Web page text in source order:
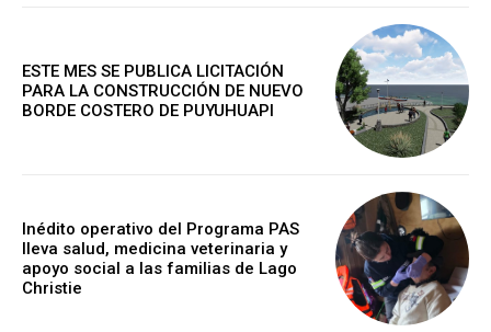
ESTE MES SE PUBLICA LICITACIÓN
PARA LA CONSTRUCCIÓN DE NUEVO
BORDE COSTERO DE PUYUHUAPI
Inédito operativo del Programa PAS
lleva salud, medicina veterinaria y
apoyo social a las familias de Lago
Christie